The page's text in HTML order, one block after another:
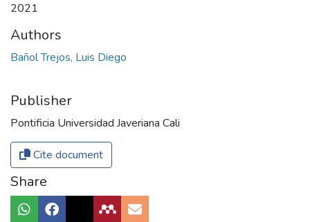
2021
Authors
Bañol Trejos, Luis Diego
Publisher
Pontificia Universidad Javeriana Cali
Cite document
Share